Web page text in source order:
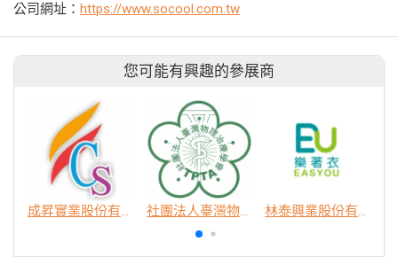
公司網址： https://www.socool.com.tw
您可能有興趣的參展商
成昇實業股份有限公司 社團法人臺灣物理治療學會 林泰興業股份有限公司 (樂著衣)